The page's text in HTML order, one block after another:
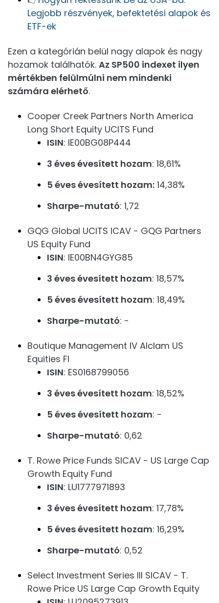
Legjobb részvények, befektetési alapok és
ETF-ek
Ezen a kategórián belül nagy alapok és nagy
hozamok találhatók. Az SP500 indexet ilyen
mértékben felülmúlni nem mindenki
számára elérhető.
Cooper Creek Partners North America
Long Short Equity UCITS Fund
ISIN: IE00BG08P444
3 éves évesített hozam: 18,61%
5 éves évesített hozam: 14,38%
Sharpe-mutató: 1,72
GQG Global UCITS ICAV - GQG Partners
US Equity Fund
ISIN: IE00BN4GYG85
3 éves évesített hozam: 18,57%
5 éves évesített hozam: 18,49%
Sharpe-mutató: -
Boutique Management IV Alclam US
Equities FI
ISIN: ES0168799056
3 éves évesített hozam: 18,52%
5 éves évesített hozam: -
Sharpe-mutató: 0,62
T. Rowe Price Funds SICAV - US Large Cap
Growth Equity Fund
ISIN: LU1777971893
3 éves évesített hozam: 17,78%
5 éves évesített hozam: 16,29%
Sharpe-mutató: 0,52
Select Investment Series III SICAV - T.
Rowe Price US Large Cap Growth Equity